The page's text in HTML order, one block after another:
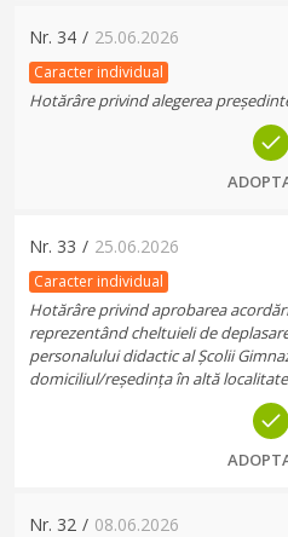
Nr. 34 / 25.06.2026
Caracter individual
Hotărâre privind alegerea
Nr. 33 / 25.06.2026
Caracter individual
Hotărâre privind aprobarea
reprezentând cheltuieli de
personalului didactic al Școlii
domiciliul/reședința în altă
Nr. 32 / 08.06.2026